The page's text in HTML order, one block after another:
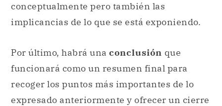
conceptualmente pero también las
implicancias de lo que se está exponiendo.
Por último, habrá una conclusión que
funcionará como un resumen final para
recoger los puntos más importantes de lo
expresado anteriormente y ofrecer un cierre